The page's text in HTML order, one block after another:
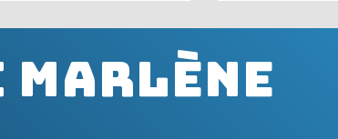
Marlène